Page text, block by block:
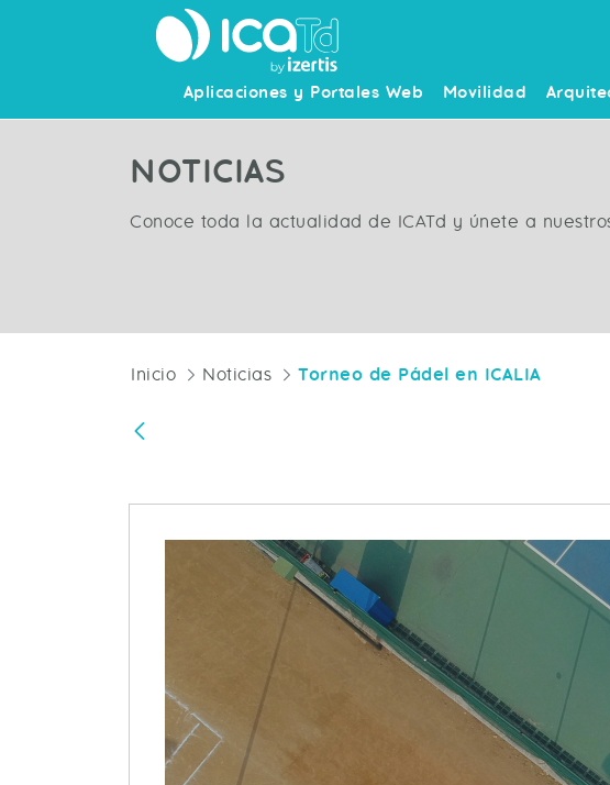
Aplicaciones y Portales Web Movilidad
NOTICIAS
Conoce toda la actualidad de ICATd y únete a
Inicio Noticias Torneo de Pádel en ICALIA